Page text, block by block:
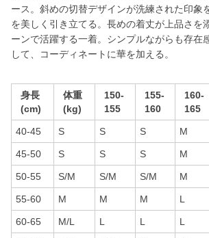
ース。斜めの切替デザインが洗練された印象
を美しく引き立てる。長めの着丈が上品さを
ーンで活躍する一着。シンプルながらも存在
して、コーディネートに華を加える。
身長
(cm)
体重
(kg)
150-
155
155-
160
160-
165
40-45 S S S M
45-50 S S S M
50-55 S/M S/M S/M M
55-60 M M M L
60-65 M/L L L L